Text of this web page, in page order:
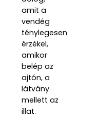
amit a
vendég
ténylegesen
érzékel,
amikor
belép az
ajtón, a
látvány
mellett az
illat.